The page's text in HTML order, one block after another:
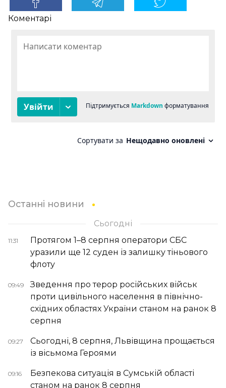
Коментарі
Останні новини
Сьогодні
11:31
Протягом 1–8 серпня оператори СБС
уразили ще 12 суден із залишку тіньового
флоту
09:49
Зведення про терор російських військ
проти цивільного населення в північно-
східних областях України станом на ранок 8
серпня
09:27
Сьогодні, 8 серпня, Львівщина прощається
із вісьмома Героями
09:16
Безпекова ситуація в Сумській області
станом на ранок 8 серпня